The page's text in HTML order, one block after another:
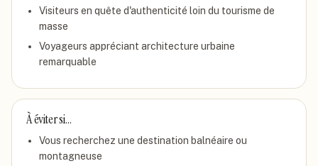
Visiteurs en quête d'authenticité loin du tourisme de
masse
Voyageurs appréciant architecture urbaine
remarquable
À éviter si…
Vous recherchez une destination balnéaire ou
montagneuse